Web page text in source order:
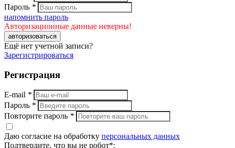
Пароль *
напомнить пароль
Авторизационные данные неверны!
авторизоваться
Ещё нет учетной записи?
Зарегистрироваться
Регистрация
E-mail *
Пароль *
Повторите пароль *
Даю согласие на обработку персональных данных
Подтвердите, что вы не робот*: